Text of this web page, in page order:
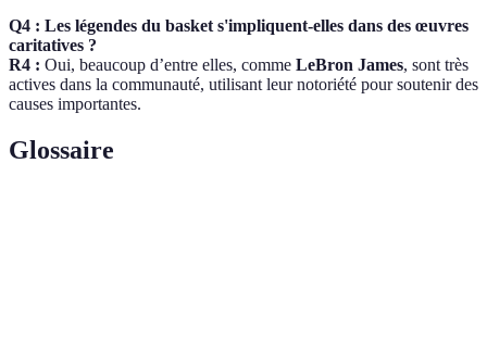
Q4 : Les légendes du basket s'impliquent-elles dans des œuvres
caritatives ?
R4 : Oui, beaucoup d’entre elles, comme LeBron James, sont très
actives dans la communauté, utilisant leur notoriété pour soutenir des
causes importantes.
Glossaire